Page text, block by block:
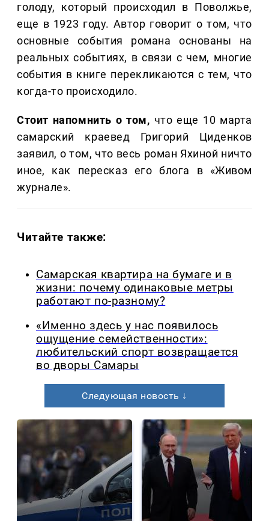
голоду, который происходил в Поволжье,
еще в 1923 году. Автор говорит о том, что
основные события романа основаны на
реальных событиях, в связи с чем, многие
события в книге перекликаются с тем, что
когда-то происходило.
Стоит напомнить о том, что еще 10 марта
самарский краевед Григорий Циденков
заявил, о том, что весь роман Яхиной ничто
иное, как пересказ его блога в «Живом
журнале».
Читайте также:
Самарская квартира на бумаге и в
жизни: почему одинаковые метры
работают по-разному?
«Именно здесь у нас появилось
ощущение семейственности»:
любительский спорт возвращается
во дворы Самары
Следующая новость ↓